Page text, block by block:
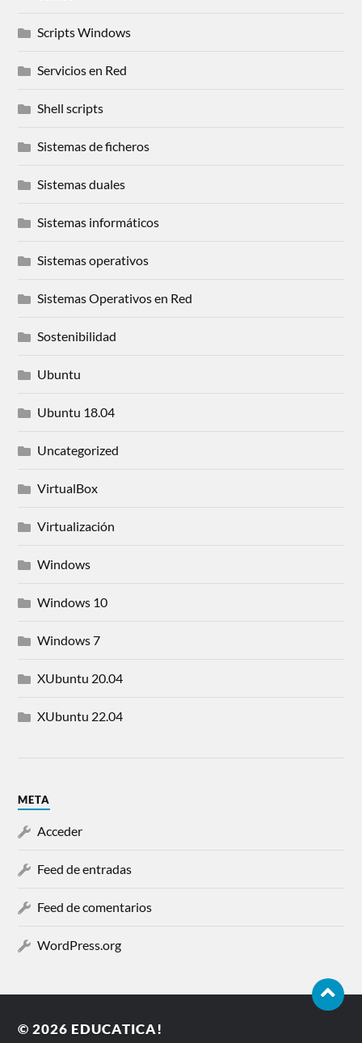
Scripts Windows
Servicios en Red
Shell scripts
Sistemas de ficheros
Sistemas duales
Sistemas informáticos
Sistemas operativos
Sistemas Operativos en Red
Sostenibilidad
Ubuntu
Ubuntu 18.04
Uncategorized
VirtualBox
Virtualización
Windows
Windows 10
Windows 7
XUbuntu 20.04
XUbuntu 22.04
META
Acceder
Feed de entradas
Feed de comentarios
WordPress.org
© 2026 EDUCATICA!